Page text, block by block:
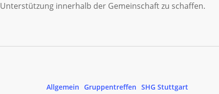
Unterstützung innerhalb der Gemeinschaft zu schaffen.
zum
Allgemein Gruppentreffen SHG Stuttgart